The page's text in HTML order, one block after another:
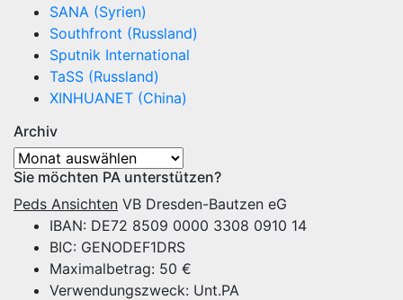
SANA (Syrien)
Southfront (Russland)
Sputnik International
TaSS (Russland)
XINHUANET (China)
Archiv
Archiv
Sie möchten PA unterstützen?
Peds Ansichten VB Dresden-Bautzen eG
IBAN: DE72 8509 0000 3308 0910 14
BIC: GENODEF1DRS
Maximalbetrag: 50 €
Verwendungszweck: Unt.PA